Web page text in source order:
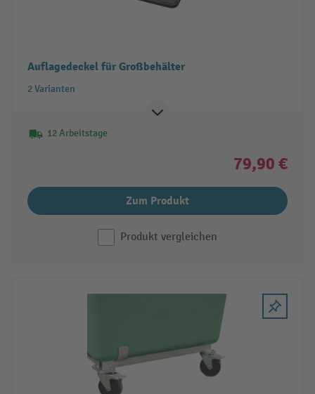
Auflagedeckel für Großbehälter
2 Varianten
12 Arbeitstage
79,90 €
Zum Produkt
Produkt vergleichen